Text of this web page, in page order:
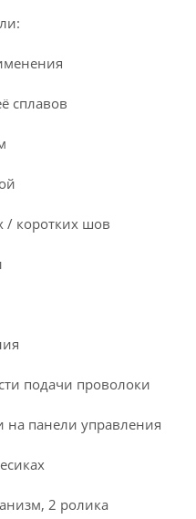
сплавов
/ коротких шов
подачи проволоки
на панели управления
2 ролика